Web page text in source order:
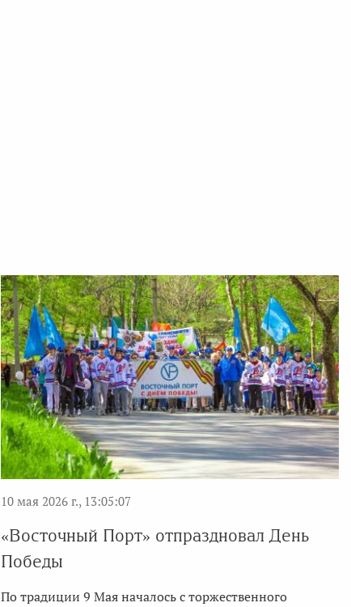
10 мая 2026 г., 13:05:07
«Восточный Порт» отпраздновал День
Победы
По традиции 9 Мая началось с торжественного